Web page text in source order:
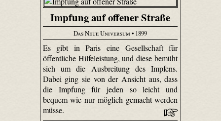
Impfung auf offener Straße
Das Neue Universum • 1899
Es gibt in Paris eine Gesellschaft für
öffentliche Hilfeleistung, und diese bemüht
sich um die Ausbreitung des Impfens.
Dabei ging sie von der Ansicht aus, dass
die Impfung für jeden so leicht und
bequem wie nur möglich gemacht werden
müsse.